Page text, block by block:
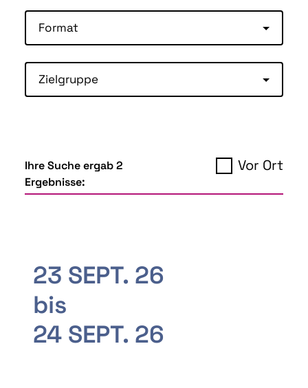
Format
Zielgruppe
Ihre Suche ergab 2
Ergebnisse:
Vor Ort
23 SEPT. 26
bis
24 SEPT. 26